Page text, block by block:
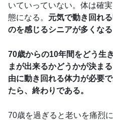
いていっていない。体は確
態になる。 元気で動き回れ
のを感じるシニアが多くなる
70歳からの10年間をどう生
まが出来るかどうかが決ま
由に動き回れる体力が必要
たら、終わりである。
70歳を過ぎると老いを痛烈